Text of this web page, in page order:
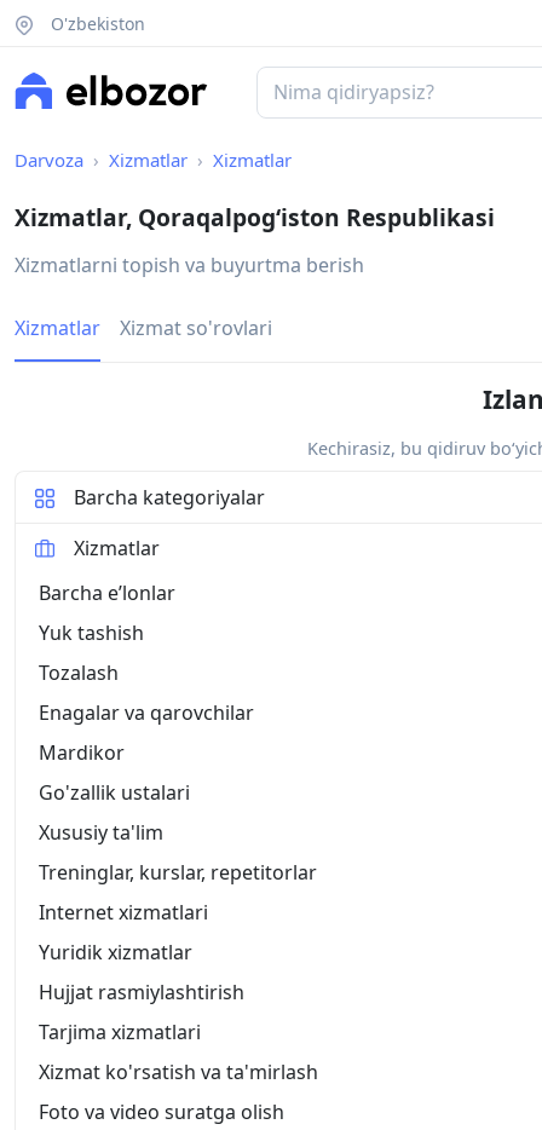
O'zbekiston
Darvoza Xizmatlar Xizmatlar
Xizmatlar, Qoraqalpogʻiston Respublikasi
Xizmatlarni topish va buyurtma berish
Xizmatlar Xizmat so'rovlari
Kechirasiz, bu qidiruv
Barcha kategoriyalar
Xizmatlar
Barcha eʼlonlar
Yuk tashish
Tozalash
Enagalar va qarovchilar
Mardikor
Go'zallik ustalari
Xususiy ta'lim
Treninglar, kurslar, repetitorlar
Internet xizmatlari
Yuridik xizmatlar
Hujjat rasmiylashtirish
Tarjima xizmatlari
Xizmat ko'rsatish va ta'mirlash
Foto va video suratga olish